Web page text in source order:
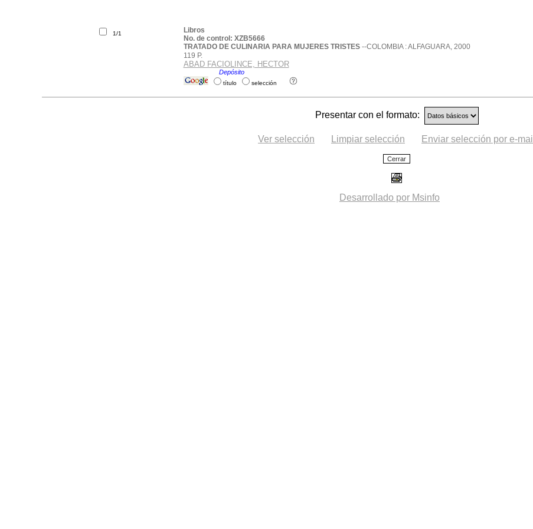
1/1
Libros
No. de control: XZB5666
TRATADO DE CULINARIA PARA MUJERES TRISTES--COLOMBIA : ALFAGUARA, 2000
119 P.
ABAD FACIOLINCE, HECTOR
Depósito.
título selección
Presentar con el formato:
Ver selección Limpiar selección Enviar selección por e-mail
Desarrollado por Msinfo